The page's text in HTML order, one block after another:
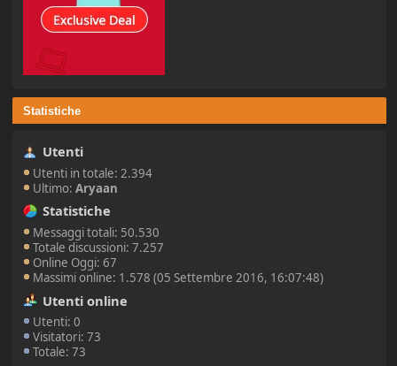
Statistiche
Utenti
Utenti in totale: 2.394
Ultimo:Aryaan
Statistiche
Messaggi totali: 50.530
Totale discussioni: 7.257
Online Oggi: 67
Massimi online: 1.578 (05 Settembre 2016, 16:07:48)
Utenti online
Utenti: 0
Visitatori: 73
Totale: 73